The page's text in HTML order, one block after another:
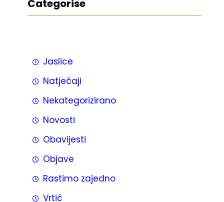
Categorise
Jaslice
Natječaji
Nekategorizirano
Novosti
Obavijesti
Objave
Rastimo zajedno
Vrtić